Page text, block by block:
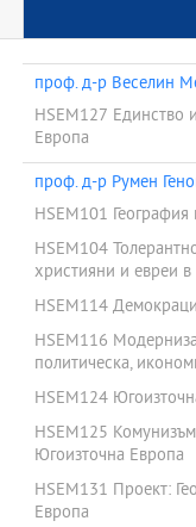
проф. д-р Веселин
HSEM127 Единство
Европа
проф. д-р Румен
HSEM101
HSEM104
християни и евреи
HSEM114
HSEM116
политическа,
HSEM124
HSEM125
Югоизточна Европа
HSEM131 Проект:
Европа